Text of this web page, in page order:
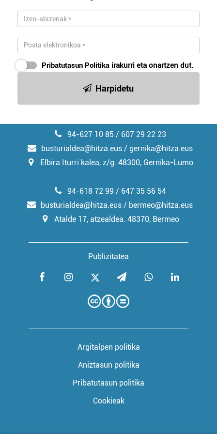
Pribatutasun Politika irakurri eta onartzen dut.
Harpidetu
94-627 10 85 / 607 29 22 23
busturialdea@hitza.eus / gernika@hitza.eus
Elbira Iturri kalea, z/g. 48300, Gernika-Lumo
Publizitatea
94-618 72 99 / 647 35 56 54
busturialdea@hitza.eus / bermeo@hitza.eus
Atalde 17, atzealdea. 48370, Bermeo
Argitalpen politika
Aniztasun politika
Pribatutasun politika
Cookieak